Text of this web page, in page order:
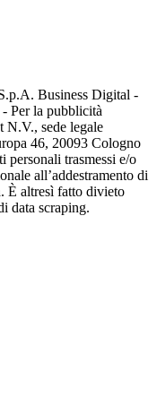
Business Digital -
Per la pubblicità
sede legale
46, 20093 Cologno
personali trasmessi e/o
all’addestramento di
È altresì fatto divieto
data scraping.